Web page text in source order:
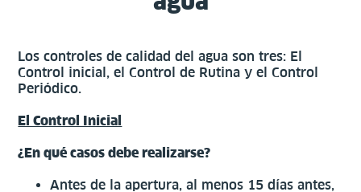
Los controles de calidad del agua son tres: El
Control inicial, el Control de Rutina y el Control
Periódico.
El Control Inicial
¿En qué casos debe realizarse?
Antes de la apertura, al menos 15 días antes,